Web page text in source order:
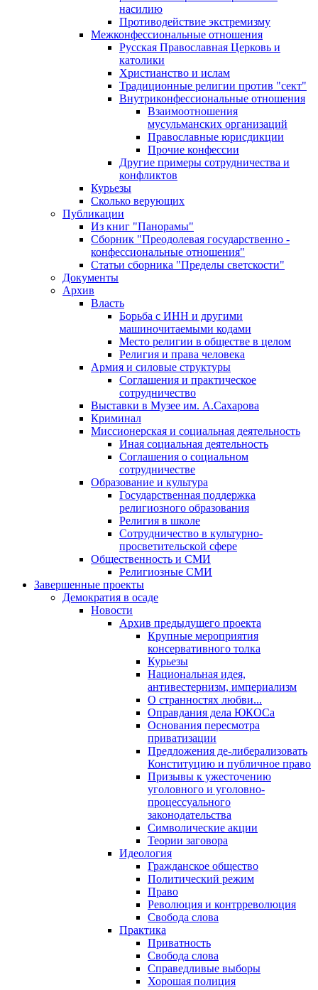
насилию
Противодействие экстремизму
Межконфессиональные отношения
Русская Православная Церковь и
католики
Христианство и ислам
Традиционные религии против "сект"
Внутриконфессиональные отношения
Взаимоотношения
мусульманских организаций
Православные юрисдикции
Прочие конфессии
Другие примеры сотрудничества и
конфликтов
Курьезы
Сколько верующих
Публикации
Из книг "Панорамы"
Сборник "Преодолевая государственно -
конфессиональные отношения"
Статьи сборника "Пределы светскости"
Документы
Архив
Власть
Борьба с ИНН и другими
машиночитаемыми кодами
Место религии в обществе в целом
Религия и права человека
Армия и силовые структуры
Соглашения и практическое
сотрудничество
Выставки в Музее им. А.Сахарова
Криминал
Миссионерская и социальная деятельность
Иная социальная деятельность
Соглашения о социальном
сотрудничестве
Образование и культура
Государственная поддержка
религиозного образования
Религия в школе
Сотрудничество в культурно-
просветительской сфере
Общественность и СМИ
Религиозные СМИ
Завершенные проекты
Демократия в осаде
Новости
Архив предыдущего проекта
Крупные мероприятия
консервативного толка
Курьезы
Национальная идея,
антивестернизм, империализм
О странностях любви...
Оправдания дела ЮКОСа
Основания пересмотра
приватизации
Предложения де-либерализовать
Конституцию и публичное право
Призывы к ужесточению
уголовного и уголовно-
процессуального
законодательства
Символические акции
Теории заговора
Идеология
Гражданское общество
Политический режим
Право
Революция и контрреволюция
Свобода слова
Практика
Приватность
Свобода слова
Справедливые выборы
Хорошая полиция